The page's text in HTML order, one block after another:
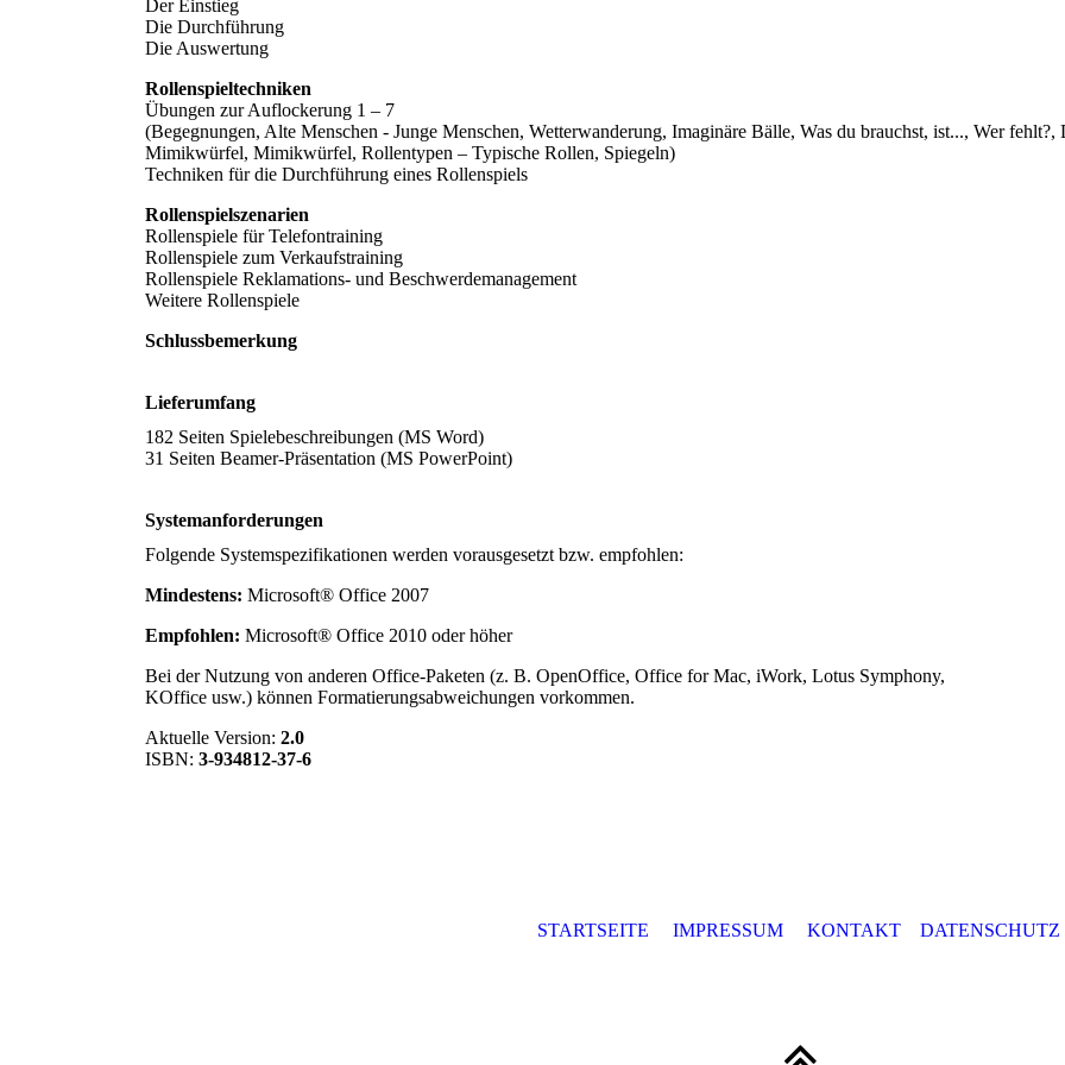
Der Einstieg
Die Durchführung
Die Auswertung
Rollenspieltechniken
Übungen zur Auflockerung 1 – 7
(Begegnungen, Alte Menschen - Junge Menschen, Wetterwanderung, Imaginäre Bälle, Was du brauchst, ist..., Wer fehlt?,
Mimikwürfel, Mimikwürfel, Rollentypen – Typische Rollen, Spiegeln)
Techniken für die Durchführung eines Rollenspiels
Rollenspielszenarien
Rollenspiele für Telefontraining
Rollenspiele zum Verkaufstraining
Rollenspiele Reklamations- und Beschwerdemanagement
Weitere Rollenspiele
Schlussbemerkung
Lieferumfang
182 Seiten Spielebeschreibungen (MS Word)
31 Seiten Beamer-Präsentation (MS PowerPoint)
Systemanforderungen
Folgende Systemspezifikationen werden vorausgesetzt bzw. empfohlen:
Mindestens: Microsoft® Office 2007
Empfohlen: Microsoft® Office 2010 oder höher
Bei der Nutzung von anderen Office-Paketen (z. B. OpenOffice, Office for Mac, iWork, Lotus Symphony,
KOffice usw.) können Formatierungsabweichungen vorkommen.
Aktuelle Version: 2.0
ISBN: 3-934812-37-6
STARTSEITE IMPRESSUM KONTAKT DATENSCHUTZ